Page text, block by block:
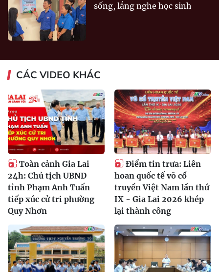
sống, lắng nghe học sinh
CÁC VIDEO KHÁC
Toàn cảnh Gia Lai
24h: Chủ tịch UBND
tỉnh Phạm Anh Tuấn
tiếp xúc cử tri phường
Quy Nhơn
Điểm tin trưa: Liên
hoan quốc tế võ cổ
truyền Việt Nam lần thứ
IX - Gia Lai 2026 khép
lại thành công